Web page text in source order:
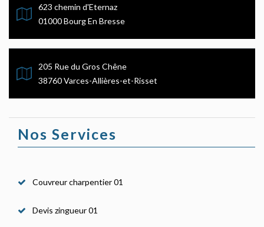
623 chemin d'Eternaz
01000 Bourg En Bresse
205 Rue du Gros Chêne
38760 Varces-Allières-et-Risset
Nos Services
Couvreur charpentier 01
Devis zingueur 01